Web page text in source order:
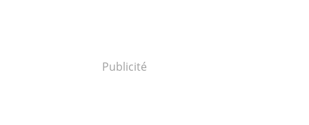
Publicité